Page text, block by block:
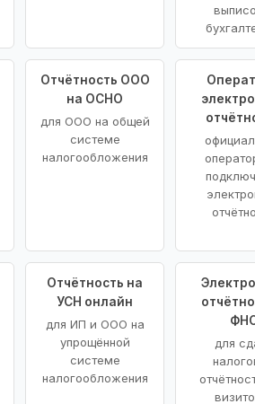
Отчётность ООО
на ОСНО
для ООО на общей
системе
налогообложения
Отчётность на
УСН онлайн
для ИП и ООО на
упрощённой
системе
налогообложения
для